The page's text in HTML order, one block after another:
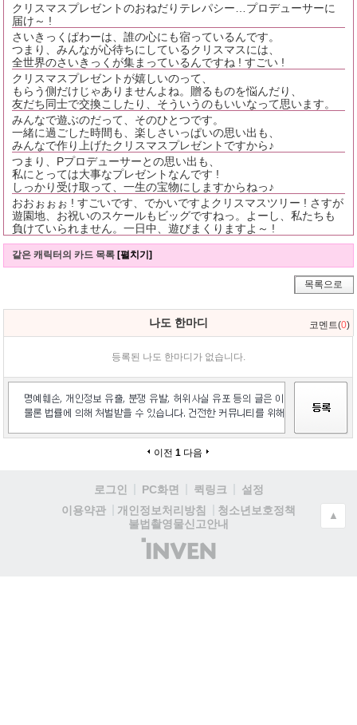
クリスマスプレゼントのおねだりテレパシー…プロデューサーに
届け～ !
さいきっくぱわーは、誰の心にも宿っているんです。
つまり、みんなが心待ちにしているクリスマスには、
全世界のさいきっくが集まっているんですね ! すごい !
クリスマスプレゼントが嬉しいのって、
もらう側だけじゃありませんよね。贈るものを悩んだり、
友だち同士で交換こしたり、そういうのもいいなって思います。
みんなで遊ぶのだって、そのひとつです。
一緒に過ごした時間も、楽しさいっぱいの思い出も、
みんなで作り上げたクリスマスプレゼントですから♪
つまり、Pプロデューサーとの思い出も、
私にとっては大事なプレゼントなんです !
しっかり受け取って、一生の宝物にしますからねっ♪
おおぉぉぉ ! すごいです、でかいですよクリスマスツリー ! さすが
遊園地、お祝いのスケールもビッグですねっ。よーし、私たちも
負けていられません。一日中、遊びまくりますよ～ !
같은 캐릭터의 카드 목록[펼치기]
목록으로
나도 한마디 코멘트(0)
등록된 나도 한마디가 없습니다.
이전 1 다음
로그인 PC화면 퀵링크
설정
이용약관
개인정보처리방침
청소년보호정책
불법촬영물신고안내
(주)
인
▲